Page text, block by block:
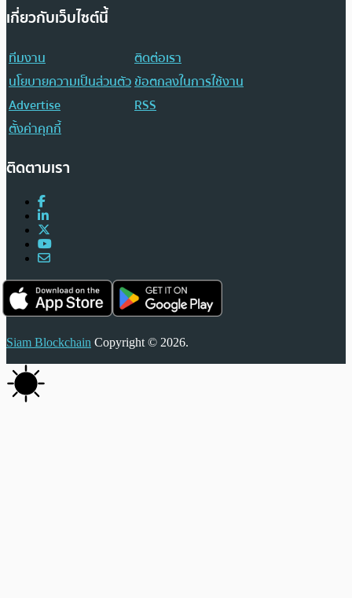
เกี่ยวกับเว็บไซต์นี้
ทีมงาน
ติดต่อเรา
นโยบายความเป็นส่วนตัวข้อตกลงในการใช้งาน
Advertise
RSS
ตั้งค่าคุกกี้
ติดตามเรา
Siam Blockchain Copyright © 2026.